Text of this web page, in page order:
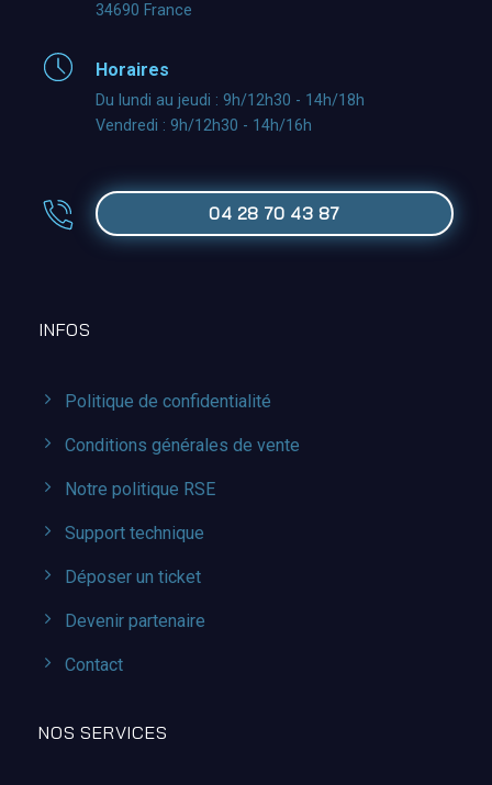
34690 France
Horaires
Du lundi au jeudi : 9h/12h30 - 14h/18h
Vendredi : 9h/12h30 - 14h/16h
04 28 70 43 87
INFOS
Politique de confidentialité
Conditions générales de vente
Notre politique RSE
Support technique
Déposer un ticket
Devenir partenaire
Contact
NOS SERVICES